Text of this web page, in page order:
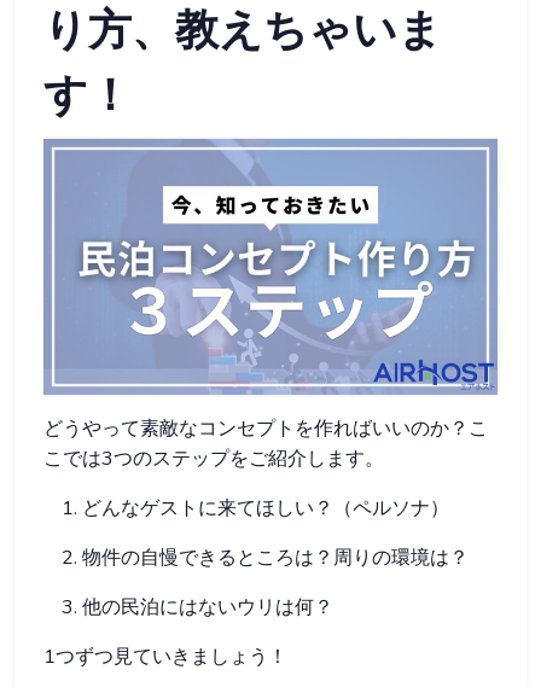
り方、教えちゃいま
す！
どうやって素敵なコンセプトを作ればいいのか？こ
こでは3つのステップをご紹介します。
どんなゲストに来てほしい？（ペルソナ）
物件の自慢できるところは？周りの環境は？
他の民泊にはないウリは何？
1つずつ見ていきましょう！